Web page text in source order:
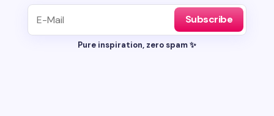
Subscribe
Pure inspiration, zero spam ✨